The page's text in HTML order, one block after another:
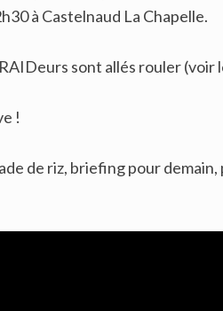
à Castelnaud La Chapelle.
sont allés rouler (voir
!
de riz, briefing pour